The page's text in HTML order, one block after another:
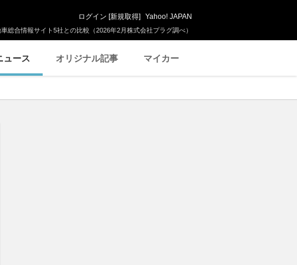
総合情報サイト5社との比較（2026年2月株式会社プラグ調べ）
ログイン [新規取得] Yahoo! JAPAN
ュース オリジナル記事 マイカー